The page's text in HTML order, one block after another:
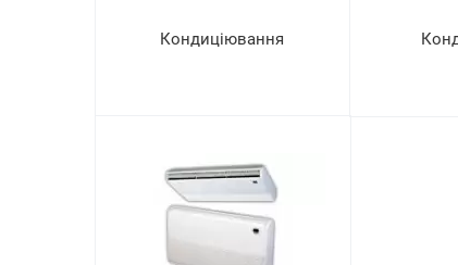
Кондиціювання